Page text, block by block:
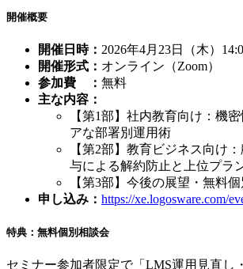
開催概要
開催日時： 2026年4月23日（木）
開催形式： オンライン（Zoom）
参加費 ： 無料
主な内容：
【第1部】社内教育向け：機
アな部署別運用術
【第2部】教育ビジネス向け
与による解約防止と上位プラ
【第3部】今後の展望・無料
申し込み： https://xe.logosware.com/
特典：無料個別相談会
セミナー参加者限定で「LMS運用見直し